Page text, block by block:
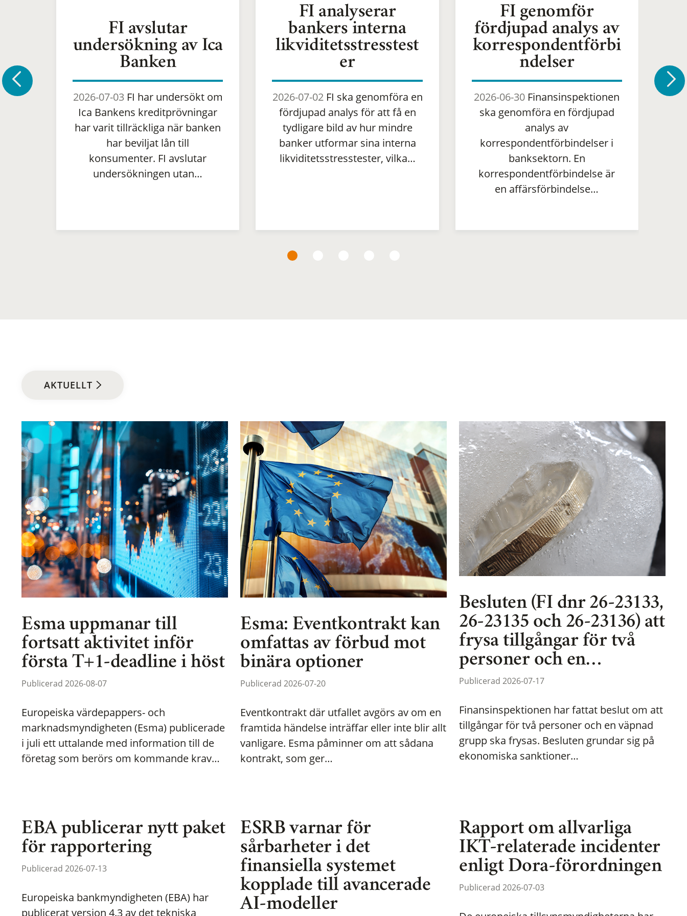
FI avslutar
undersökning av Ica
Banken
2026-07-03FI har undersökt om
Ica Bankens kreditprövningar
har varit tillräckliga när banken
har beviljat lån till
konsumenter. FI avslutar
undersökningen utan…
FI analyserar
bankers interna
likviditetsstresstest
er
2026-07-02FI ska genomföra en
fördjupad analys för att få en
tydligare bild av hur mindre
banker utformar sina interna
likviditetsstresstester, vilka…
FI genomför
fördjupad analys av
korrespondentförbi
ndelser
2026-06-30 Finansinspektionen
ska genomföra en fördjupad
analys av
korrespondentförbindelser i
banksektorn. En
korrespondentförbindelse är
en affärsförbindelse…
AKTUELLT
Esma uppmanar till
fortsatt aktivitet inför
första T+1-deadline i höst
Publicerad 2026-08-07
Europeiska värdepappers- och
marknadsmyndigheten (Esma) publicerade
i juli ett uttalande med information till de
företag som berörs om kommande krav…
Esma: Eventkontrakt kan
omfattas av förbud mot
binära optioner
Publicerad 2026-07-20
Eventkontrakt där utfallet avgörs av om en
framtida händelse inträffar eller inte blir allt
vanligare. Esma påminner om att sådana
kontrakt, som ger…
Besluten (FI dnr 26-23133,
26-23135 och 26-23136) att
frysa tillgångar för två
personer och en…
Publicerad 2026-07-17
Finansinspektionen har fattat beslut om att
tillgångar för två personer och en väpnad
grupp ska frysas. Besluten grundar sig på
ekonomiska sanktioner…
EBA publicerar nytt paket
för rapportering
Publicerad 2026-07-13
Europeiska bankmyndigheten (EBA) har
publicerat version 4.3 av det tekniska
ESRB varnar för
sårbarheter i det
finansiella systemet
kopplade till avancerade
AI-modeller
Rapport om allvarliga
IKT-relaterade incidenter
enligt Dora-förordningen
Publicerad 2026-07-03